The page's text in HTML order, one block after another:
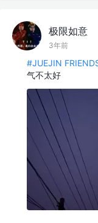
极限如意
3年前
#JUEJIN
气不太好